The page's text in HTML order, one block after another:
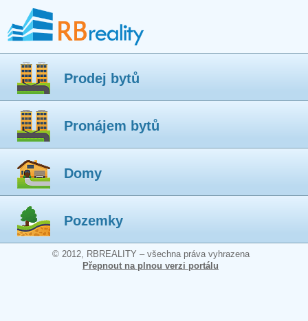
Prodej bytů
Pronájem bytů
Domy
Pozemky
© 2012, RBREALITY – všechna práva vyhrazena
Přepnout na plnou verzi portálu